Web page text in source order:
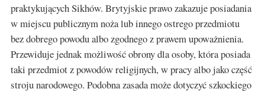
praktykujących Sikhów. Brytyjskie prawo zakazuje posiadania
w miejscu publicznym noża lub innego ostrego przedmiotu
bez dobrego powodu albo zgodnego z prawem upoważnienia.
Przewiduje jednak możliwość obrony dla osoby, która posiada
taki przedmiot z powodów religijnych, w pracy albo jako część
stroju narodowego. Podobna zasada może dotyczyć szkockiego